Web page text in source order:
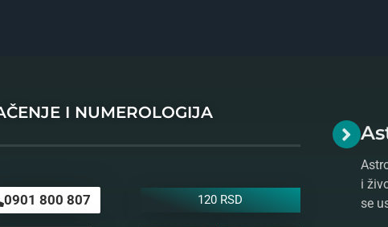
I NUMEROLOGIJA
0901 800 807 120 RSD
i
se